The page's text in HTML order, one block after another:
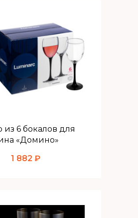
из 6 бокалов для
«Домино»
1 882 ₽